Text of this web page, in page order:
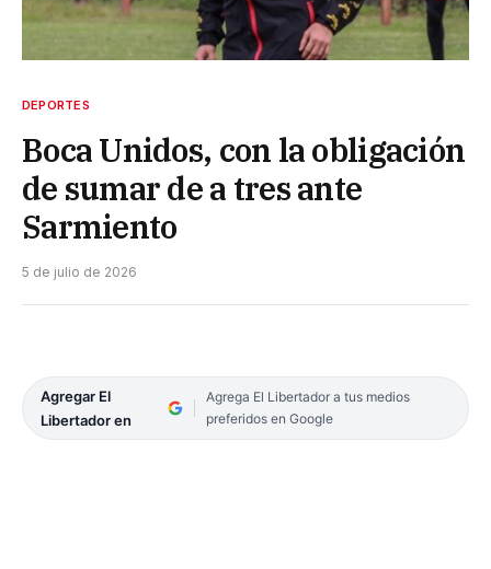
DEPORTES
Boca Unidos, con la obligación
de sumar de a tres ante
Sarmiento
5 de julio de 2026
Agregar El
Libertador en
Agrega El Libertador a tus medios
preferidos en Google